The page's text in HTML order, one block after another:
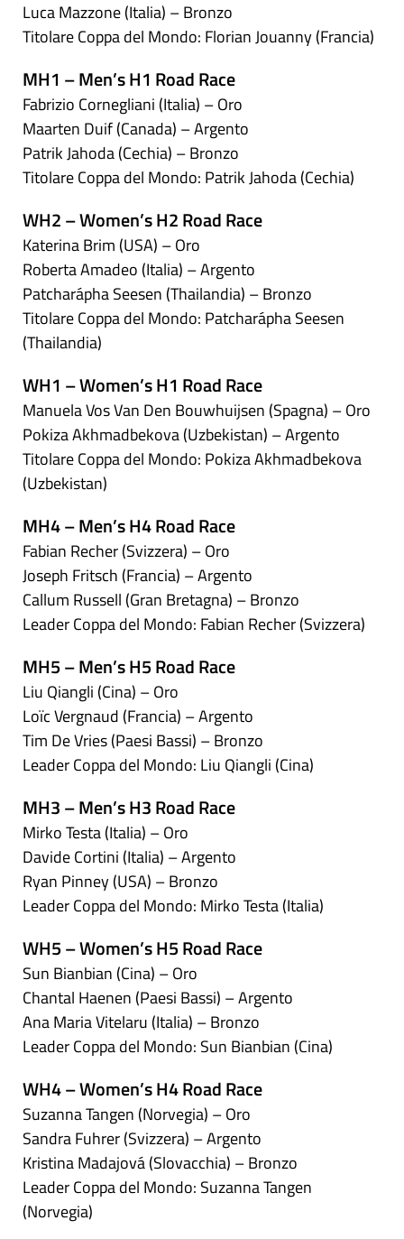
Luca Mazzone (Italia) – Bronzo
Titolare Coppa del Mondo: Florian Jouanny (Francia)
MH1 – Men’s H1 Road Race
Fabrizio Cornegliani (Italia) – Oro
Maarten Duif (Canada) – Argento
Patrik Jahoda (Cechia) – Bronzo
Titolare Coppa del Mondo: Patrik Jahoda (Cechia)
WH2 – Women’s H2 Road Race
Katerina Brim (USA) – Oro
Roberta Amadeo (Italia) – Argento
Patcharápha Seesen (Thailandia) – Bronzo
Titolare Coppa del Mondo: Patcharápha Seesen
(Thailandia)
WH1 – Women’s H1 Road Race
Manuela Vos Van Den Bouwhuijsen (Spagna) – Oro
Pokiza Akhmadbekova (Uzbekistan) – Argento
Titolare Coppa del Mondo: Pokiza Akhmadbekova
(Uzbekistan)
MH4 – Men’s H4 Road Race
Fabian Recher (Svizzera) – Oro
Joseph Fritsch (Francia) – Argento
Callum Russell (Gran Bretagna) – Bronzo
Leader Coppa del Mondo: Fabian Recher (Svizzera)
MH5 – Men’s H5 Road Race
Liu Qiangli (Cina) – Oro
Loïc Vergnaud (Francia) – Argento
Tim De Vries (Paesi Bassi) – Bronzo
Leader Coppa del Mondo: Liu Qiangli (Cina)
MH3 – Men’s H3 Road Race
Mirko Testa (Italia) – Oro
Davide Cortini (Italia) – Argento
Ryan Pinney (USA) – Bronzo
Leader Coppa del Mondo: Mirko Testa (Italia)
WH5 – Women’s H5 Road Race
Sun Bianbian (Cina) – Oro
Chantal Haenen (Paesi Bassi) – Argento
Ana Maria Vitelaru (Italia) – Bronzo
Leader Coppa del Mondo: Sun Bianbian (Cina)
WH4 – Women’s H4 Road Race
Suzanna Tangen (Norvegia) – Oro
Sandra Fuhrer (Svizzera) – Argento
Kristina Madajová (Slovacchia) – Bronzo
Leader Coppa del Mondo: Suzanna Tangen
(Norvegia)